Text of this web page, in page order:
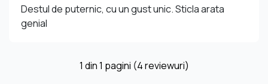
Destul de puternic, cu un gust unic. Sticla arata
genial
1 din1 pagini (4 reviewuri)